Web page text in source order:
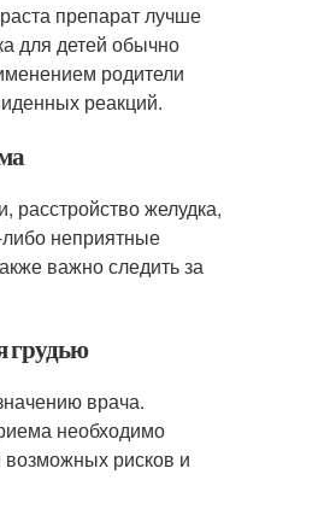
препарат лучше
для детей обычно
родители
реакций.
желудка,
либо неприятные
важно следить за
грудью
врача.
необходимо
возможных рисков и